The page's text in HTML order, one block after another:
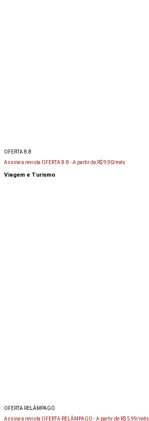
OFERTA 8.8
Assine a revista OFERTA 8.8 -A partir de R$ 9,90/mês
Viagem e Turismo
OFERTA RELÂMPAGO
Assine a revista OFERTA RELÂMPAGO -A partir de R$ 5,99/mês